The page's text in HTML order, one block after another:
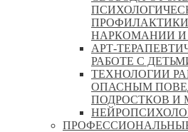
НАРКОМАНИИ И
АРТ-
РАБОТЕ С
ТЕХНОЛОГИИ
ОПАСНЫМ
ПОДРОСТКОВ И